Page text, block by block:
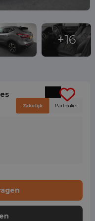
Zakelijk Particulier